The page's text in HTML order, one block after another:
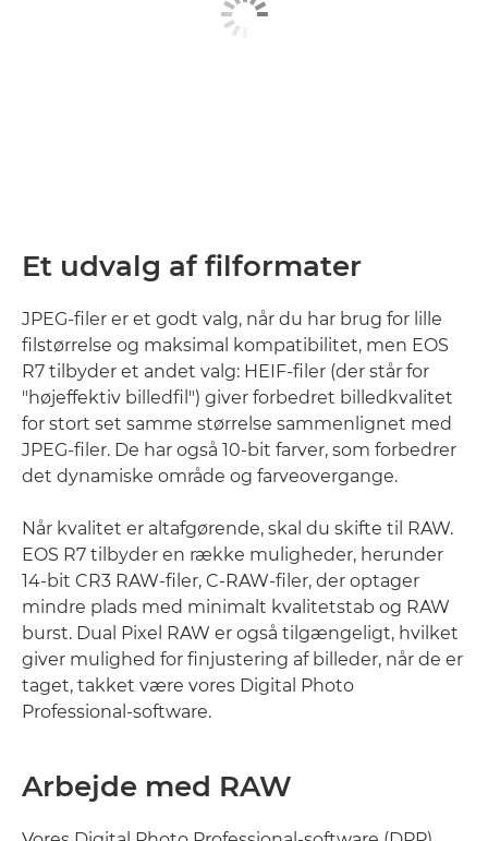
Et udvalg af filformater
JPEG-filer er et godt valg, når du har brug for lille
filstørrelse og maksimal kompatibilitet, men EOS
R7 tilbyder et andet valg: HEIF-filer (der står for
"højeffektiv billedfil") giver forbedret billedkvalitet
for stort set samme størrelse sammenlignet med
JPEG-filer. De har også 10-bit farver, som forbedrer
det dynamiske område og farveovergange.
Når kvalitet er altafgørende, skal du skifte til RAW.
EOS R7 tilbyder en række muligheder, herunder
14-bit CR3 RAW-filer, C-RAW-filer, der optager
mindre plads med minimalt kvalitetstab og RAW
burst. Dual Pixel RAW er også tilgængeligt, hvilket
giver mulighed for finjustering af billeder, når de er
taget, takket være vores Digital Photo
Professional-software.
Arbejde med RAW